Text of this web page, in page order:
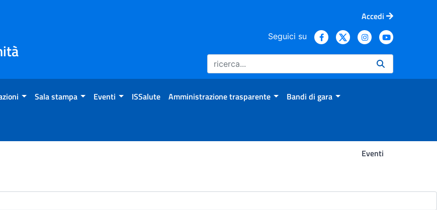
Accedi
Seguici su
Sala stampa Eventi ISSalute Amministrazione trasparente Bandi di gara
Eventi